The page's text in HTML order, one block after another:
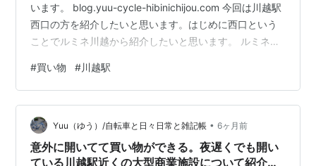
います。 blog.yuu-cycle-hibinichijou.com 今回は川越駅
西口の方を紹介したいと思います。はじめに西口という
ことでルミネ川越から紹介したいと思います。 ルミネ川
ミネ川越については、下記のリンクを見ていただければ
と思います。 www.lumine.ne.jp ロフトやブックファース
ト、Zoff、成城石井があり、21時まで営業していて、駅
から徒歩0分ですので、これほど便利なところはないので
はないかと思います。 では川…
#買い物 #川越駅
Yuu（ゆう）/自転車と日々日常と雑記帳 • 6ヶ月前
意外に開いてて買い物ができる。夜遅くでも開い
ている川越駅近くの大型商業施設について紹介し